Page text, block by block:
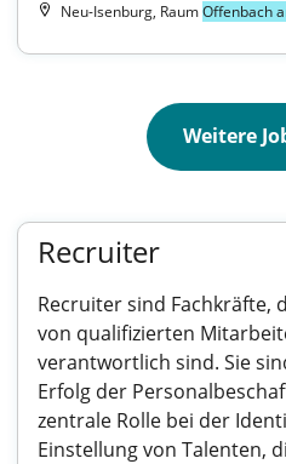
Neu-Isenburg, RaumOffenbach
Weitere
Recruiter
Recruiter sind Fachkräfte,
von qualifizierten
verantwortlich sind. Sie
Erfolg der
zentrale Rolle bei der
Einstellung von Talenten,